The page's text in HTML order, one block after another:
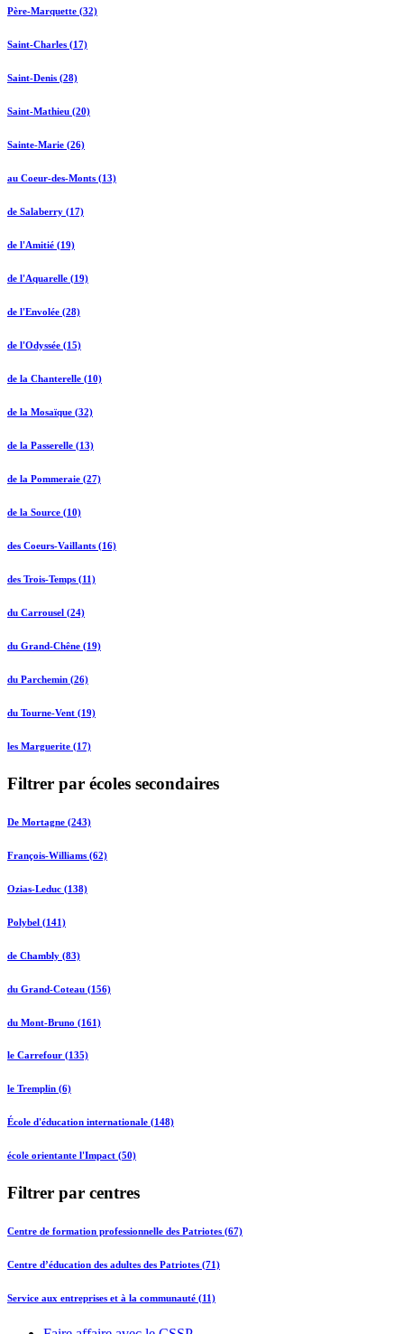
Père-Marquette (32)
Saint-Charles (17)
Saint-Denis (28)
Saint-Mathieu (20)
Sainte-Marie (26)
au Coeur-des-Monts (13)
de Salaberry (17)
de l'Amitié (19)
de l'Aquarelle (19)
de l'Envolée (28)
de l'Odyssée (15)
de la Chanterelle (10)
de la Mosaïque (32)
de la Passerelle (13)
de la Pommeraie (27)
de la Source (10)
des Coeurs-Vaillants (16)
des Trois-Temps (11)
du Carrousel (24)
du Grand-Chêne (19)
du Parchemin (26)
du Tourne-Vent (19)
les Marguerite (17)
Filtrer par écoles secondaires
De Mortagne (243)
François-Williams (62)
Ozias-Leduc (138)
Polybel (141)
de Chambly (83)
du Grand-Coteau (156)
du Mont-Bruno (161)
le Carrefour (135)
le Tremplin (6)
École d'éducation internationale (148)
école orientante l'Impact (50)
Filtrer par centres
Centre de formation professionnelle des Patriotes (67)
Centre d’éducation des adultes des Patriotes (71)
Service aux entreprises et à la communauté (11)